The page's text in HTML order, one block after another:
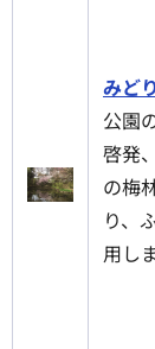
みど
公園
啓発
の梅
り、
用し